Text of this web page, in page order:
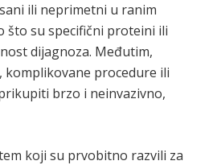
ili neprimetni u ranim
što su specifični proteini ili
dijagnoza. Međutim,
komplikovane procedure ili
brzo i neinvazivno,
koji su prvobitno razvili za